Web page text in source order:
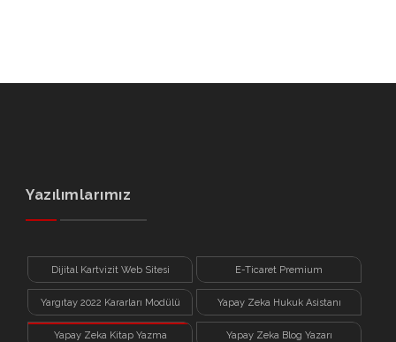
Yazılımlarımız
Dijital Kartvizit Web Sitesi E-Ticaret Premium
Yargıtay 2022 Kararları Modülü Yapay Zeka Hukuk Asistanı
Yapay Zeka Kitap Yazma Yapay Zeka Blog Yazarı